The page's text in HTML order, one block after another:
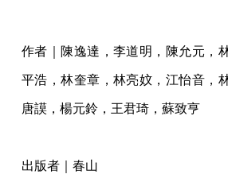
作者｜陳逸達，李道明，陳允元，
平浩，林奎章，林亮妏，江怡音，
唐謨，楊元鈴，王君琦，蘇致亨
出版者｜春山